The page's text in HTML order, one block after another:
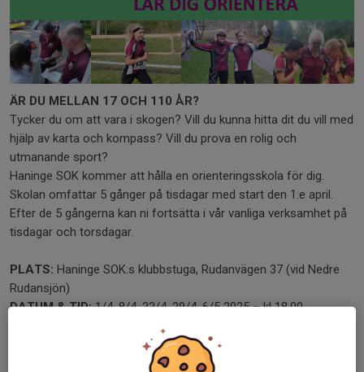
ÄR DU MELLAN 17 OCH 110 ÅR?
Tycker du om att vara i skogen? Vill du kunna hitta dit du vill med
hjälp av karta och kompass? Vill du prova en rolig och
utmanande sport?
Haninge SOK kommer att hålla en orienteringsskola för dig.
Skolan omfattar 5 gånger på tisdagar med start den 1:e april.
Efter de 5 gångerna kan ni fortsätta i vår vanliga verksamhet på
tisdagar och torsdagar.
PLATS: Haninge SOK:s klubbstuga, Rudanvägen 37 (vid Nedre
Rudansjön)
DATUM & TID:1/4, 8/4, 22/4, 29/4, 6/5 2025 – kl 18.00.
600 kr, då ingår medlemskap.
Anmälningsformulär till nybörjarkursen